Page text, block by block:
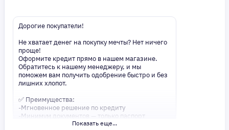
Дорогие покупатели!
Не хватает денег на покупку мечты? Нет ничего
проще!
Оформите кредит прямо в нашем магазине.
Обратитесь к нашему менеджеру, и мы
поможем вам получить одобрение быстро и без
лишних хлопот.
✅ Преимущества:
-Мгновенное решение по кредиту
-Минимум документов — только паспорт
-Удобные сроки и низкие процентные ставки
Показать еще...